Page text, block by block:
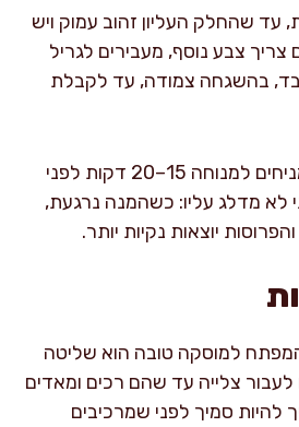
25–30 דקות, עד שהחלק העליון זהוב עמוק ויש
צריך צבע נוסף, מעבירים לגריל
דקות בלבד, בהשגחה צמודה, עד לקבלת
מוציאים מהתנור ומניחים למנוחה 15–20 דקות לפני
לא מדלג עליו: כשהמנה נרגעת,
יוצאות נקיות יותר.
למוסקה טובה הוא שליטה
לעבור צלייה עד שהם רכים ומאדים
להיות סמיך לפני שמרכיבים